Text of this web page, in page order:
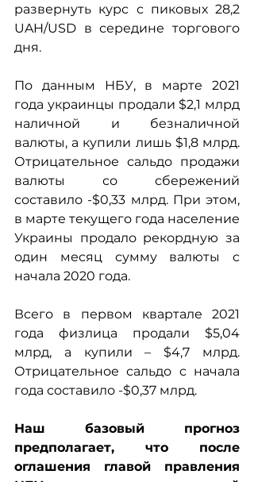
развернуть курс с пиковых 28,2
UAH/USD в середине торгового
дня.
По данным НБУ, в марте 2021
года украинцы продали $2,1 млрд
наличной и безналичной
валюты, а купили лишь $1,8 млрд.
Отрицательное сальдо продажи
валюты со сбережений
составило -$0,33 млрд. При этом,
в марте текущего года население
Украины продало рекордную за
один месяц сумму валюты с
начала 2020 года.
Всего в первом квартале 2021
года физлица продали $5,04
млрд, а купили – $4,7 млрд.
Отрицательное сальдо c начала
года составило -$0,37 млрд.
Наш базовый прогноз
предполагает, что после
оглашения главой правления